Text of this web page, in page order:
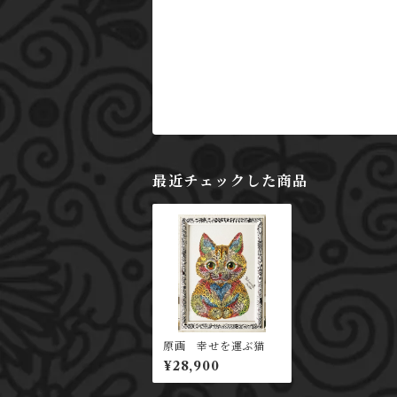
最近チェックした商品
原画 幸せを運ぶ猫
¥28,900